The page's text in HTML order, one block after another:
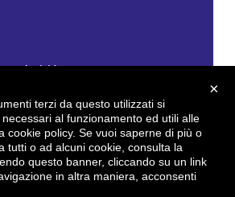
60 - 36100 Vicenza - Italy
0444/1932220
pec.cpv@legalmail.it
×
terzi da questo utilizzati si
al funzionamento ed utili alle
cookie policy. Se vuoi saperne di più o
tutti o ad alcuni cookie, consulta la
questo banner, cliccando su un link
in altra maniera, acconsenti